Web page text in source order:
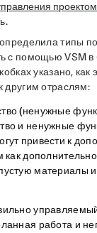
проектом
типы
с помощью VSM в
указано,
другим отраслям:
(ненужные
и ненужные
привести к
как
материалы
работа и